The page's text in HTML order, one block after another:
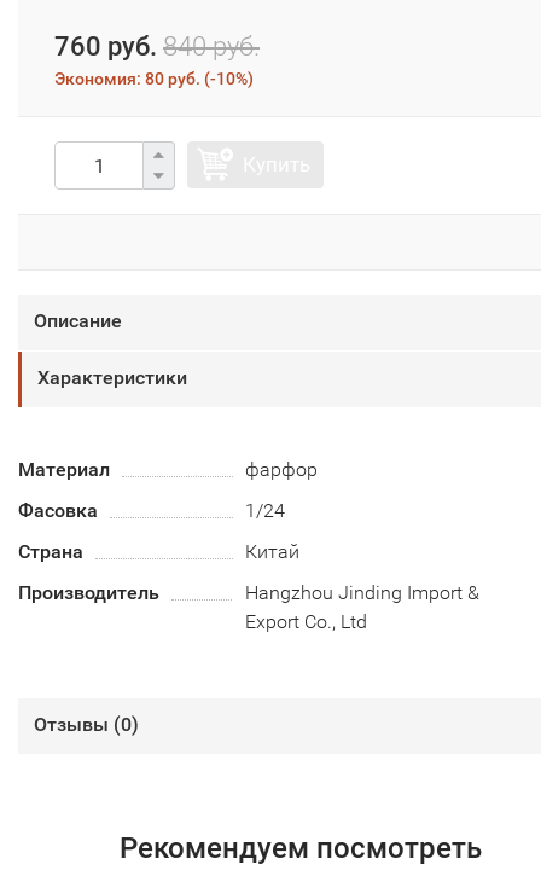
760 руб. 840 руб.
Экономия: 80 руб. (-10%)
Описание
Характеристики
Материал
фарфор
Фасовка
1/24
Страна
Китай
Производитель
Hangzhou Jinding Import &
Export Co., Ltd
Отзывы (0)
Рекомендуем посмотреть